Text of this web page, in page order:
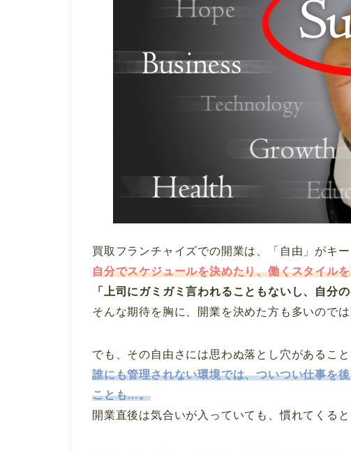
買取フランチャイズでの開業は、「自由」がキー
自分でスケジュールを決めたり、働くスタイル
「上司にガミガミ言われることもないし、自分
そんな期待を胸に、開業を決めた方も多いので
でも、その自由さには思わぬ落とし穴があるこ
誰にも管理されない環境では、ついつい仕事を
ことも…。
開業直後は気合いが入っていても、慣れてくる